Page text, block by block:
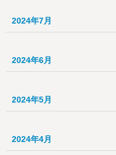
2024年7月
2024年6月
2024年5月
2024年4月